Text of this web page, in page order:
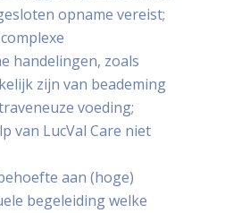
opname vereist;
handelingen, zoals
zijn van beademing
voeding;
van LucVal Care niet
aan (hoge)
begeleiding welke